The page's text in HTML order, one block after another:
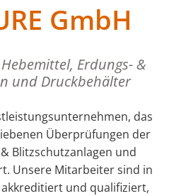
GmbH
Erdungs- &
und Druckbehälter
das
Überprüfungen der
Blitzschutzanlagen und
Unsere Mitarbeiter sind in
und qualifiziert,